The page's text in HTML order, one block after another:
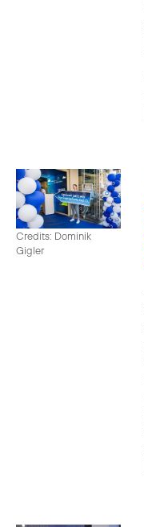
Credits: Dominik
Gigler